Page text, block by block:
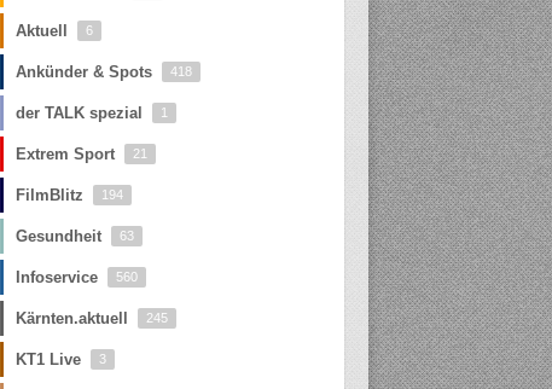
Aktuell 6
Ankünder & Spots 418
der TALK spezial 1
Extrem Sport 21
FilmBlitz 194
Gesundheit 63
Infoservice 560
Kärnten.aktuell 245
KT1 Live 3